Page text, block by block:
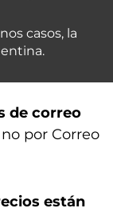
casos, la
de correo
no por Correo
están